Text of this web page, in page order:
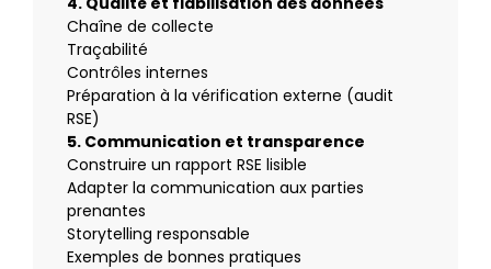
Chaîne de collecte
Traçabilité
Contrôles internes
Préparation à la vérification externe (audit
RSE)
5. Communication et transparence
Construire un rapport RSE lisible
Adapter la communication aux parties
prenantes
Storytelling responsable
Exemples de bonnes pratiques